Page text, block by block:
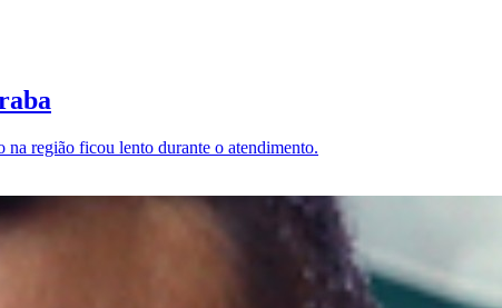
na região ficou lento durante o atendimento.